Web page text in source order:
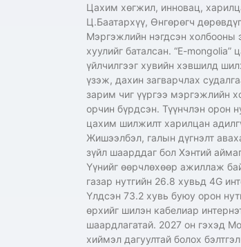
Цахим хөгжил, инновац,
Ц.Баатархүү, Өнгөрөгч
Мэргэжлийн нэгдсэн холбооны
хуулийг баталсан. “E-
үйлчилгээг хувийн хэвшилд
үзэж, дахин загварчлах
зарим чиг үүргээ мэргэжлийн
орчин бүрдсэн. Түүнчлэн орон
цахим шилжилт харилцан
Жишээлбэл, галын дүгнэлт
зүйл шаарддаг бол Хэнтий
Үүнийг өөрчлөхөөр ажиллаж
газар нутгийн 26.8 хувьд 4G
Үлдсэн 73.2 хувь буюу орон
өрхийг шилэн кабелиар
шаардлагатай. 2027 он гэхэд
хиймэл дагуултай болох